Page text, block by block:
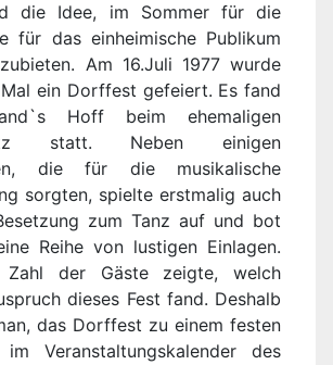
die Idee, im Sommer für die
für das einheimische Publikum
Am 16.Juli 1977 wurde
ein Dorffest gefeiert. Es fand
Hoff beim ehemaligen
statt. Neben einigen
die für die musikalische
sorgten, spielte erstmalig auch
zum Tanz auf und bot
Reihe von lustigen Einlagen.
der Gäste zeigte, welch
dieses Fest fand. Deshalb
das Dorffest zu einem festen
im Veranstaltungskalender des